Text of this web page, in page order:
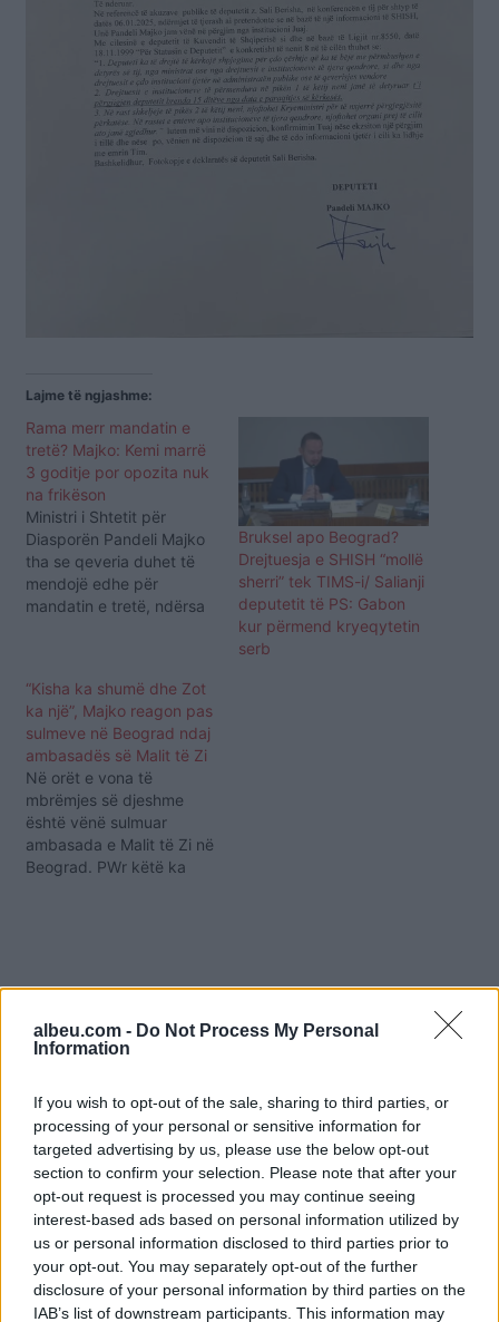
albeu.com - Do Not Process My Personal
Information
If you wish to opt-out of the sale, sharing to third parties, or
processing of your personal or sensitive information for
targeted advertising by us, please use the below opt-out
section to confirm your selection. Please note that after your
opt-out request is processed you may continue seeing
interest-based ads based on personal information utilized by
us or personal information disclosed to third parties prior to
your opt-out. You may separately opt-out of the further
disclosure of your personal information by third parties on the
IAB’s list of downstream participants. This information may
Lajme të ngjashme:
Rama merr mandatin e
tretë? Majko: Kemi marrë
3 goditje por opozita nuk
na frikëson
Ministri i Shtetit për
Diasporën Pandeli Majko
tha se qeveria duhet të
mendojë edhe për
mandatin e tretë, ndërsa
tjetër është apo jo gati.
“Identifikimi biometrik apo
teknologjia besoj që nuk
lë vend të thotë që PS
po…
Bruksel apo Beograd?
Drejtuesja e SHISH “mollë
sherri” tek TIMS-i/ Salianji
deputetit të PS: Gabon
kur përmend kryeqytetin
serb
“Kisha ka shumë dhe Zot
ka një”, Majko reagon pas
sulmeve në Beograd ndaj
ambasadës së Malit të Zi
Në orët e vona të
mbrëmjes së djeshme
është vënë sulmuar
ambasada e Malit të Zi në
Beograd. PWr këtë ka
kërkon të imponohet, por
i kujton se ka…
Shtuarmë8.01.2025 11:42
Tags:
akuzat , Berishës , majko , SHISH
shkresë